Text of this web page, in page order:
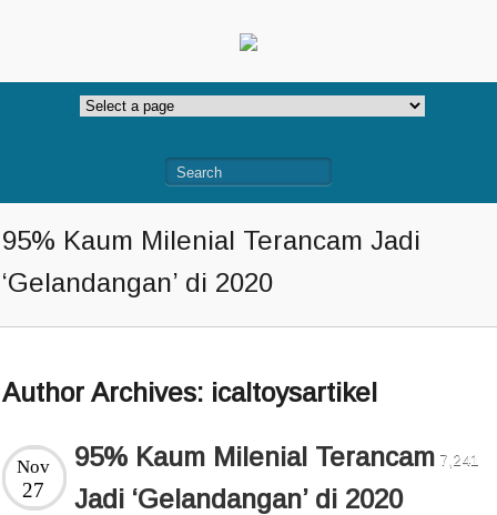
95% Kaum Milenial Terancam Jadi
‘Gelandangan’ di 2020
Author Archives: icaltoysartikel
95% Kaum Milenial Terancam
Jadi ‘Gelandangan’ di 2020
Nov
27
7,241